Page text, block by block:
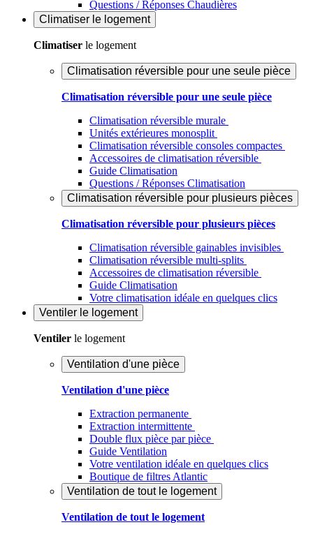
Questions / Réponses Chaudières
Climatiser le logement
Climatiser le logement
Climatisation réversible pour une seule pièce
Climatisation réversible pour une seule pièce
Climatisation réversible murale
Unités extérieures monosplit
Climatisation réversible consoles compactes
Accessoires de climatisation réversible
Guide Climatisation
Questions / Réponses Climatisation
Climatisation réversible pour plusieurs pièces
Climatisation réversible pour plusieurs pièces
Climatisation réversible gainables invisibles
Climatisation réversible multi-splits
Accessoires de climatisation réversible
Guide Climatisation
Votre climatisation idéale en quelques clics
Ventiler le logement
Ventiler le logement
Ventilation d'une pièce
Ventilation d'une pièce
Extraction permanente
Extraction intermittente
Double flux pièce par pièce
Guide Ventilation
Votre ventilation idéale en quelques clics
Boutique de filtres Atlantic
Ventilation de tout le logement
Ventilation de tout le logement